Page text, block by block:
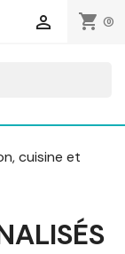
shopping_cart (0)

cuisine et